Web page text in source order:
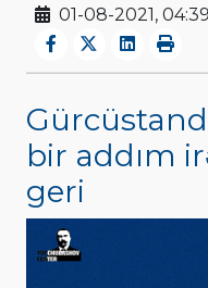
01-08-2021, 04:39
bir addım
geri